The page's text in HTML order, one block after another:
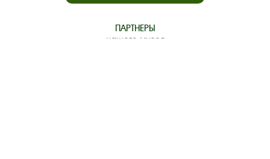
ПАРТНЕРЫ
нашего музея